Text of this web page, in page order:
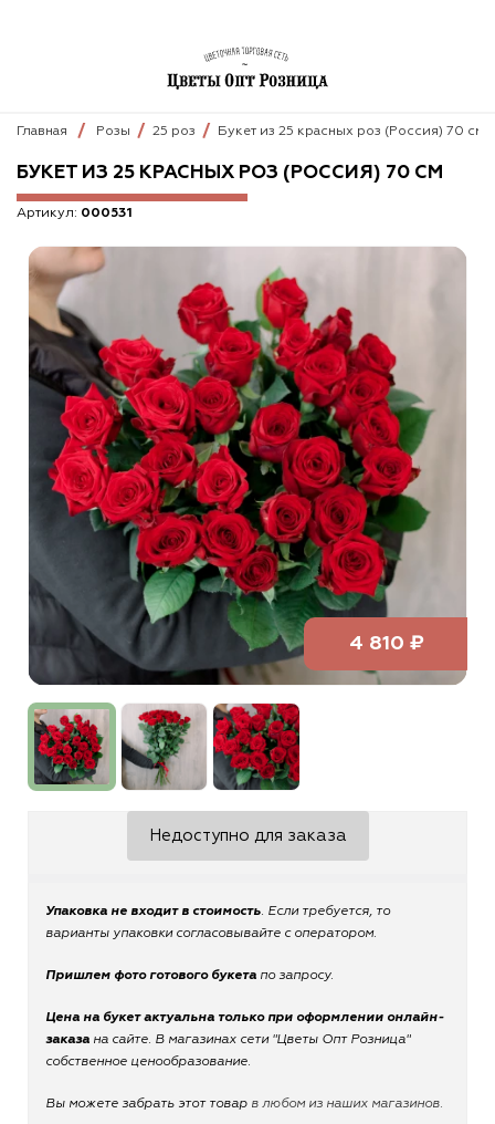
Главная Розы 25 роз Букет из 25 красных роз (Россия) 70 см
БУКЕТ ИЗ 25 КРАСНЫХ РОЗ (РОССИЯ) 70 СМ
Артикул: 000531
4 810 ₽
Упаковка не входит в стоимость. Если требуется, то
варианты упаковки согласовывайте с оператором.
Пришлем фото готового букета по запросу.
Цена на букет актуальна только при оформлении онлайн-
заказа на сайте. В магазинах сети "Цветы Опт Розница"
собственное ценообразование.
Вы можете забрать этот товар в любом из наших магазинов.
Недоступно для заказа